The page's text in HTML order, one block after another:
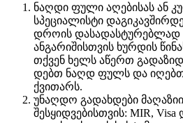
ნაღდი ფული აღებისას ან
სპეციალისტი
დროის დასადასტურებლად
ანგარიშისთვის ხურდის
თქვენ ხელს აწერთ
დებთ ნაღდ ფულს და
ქვითარს.
უნაღდო გადახდები
შესყიდვებისთვის: MIR, Visa